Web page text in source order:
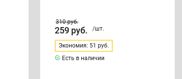
310руб.
259 руб. /шт.
Экономия: 51 руб.
Есть в наличии